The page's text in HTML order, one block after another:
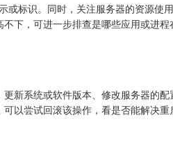
或标识。同时，关注服务器的资源使
下，可进一步排查是哪些应用或进程
新系统或软件版本、修改服务器的配
以尝试回滚该操作，看是否能解决重